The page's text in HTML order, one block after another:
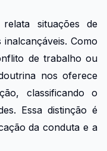
situações de
Como
de trabalho ou
nos oferece
classificando o
Essa distinção é
da conduta e a